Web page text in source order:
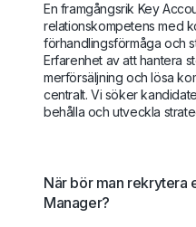
En framgångsrik Key
relationskompetens med
förhandlingsförmåga och
Erfarenhet av att hantera
merförsäljning och lösa
centralt. Vi söker
behålla och utveckla
När bör man rekrytera
Manager?